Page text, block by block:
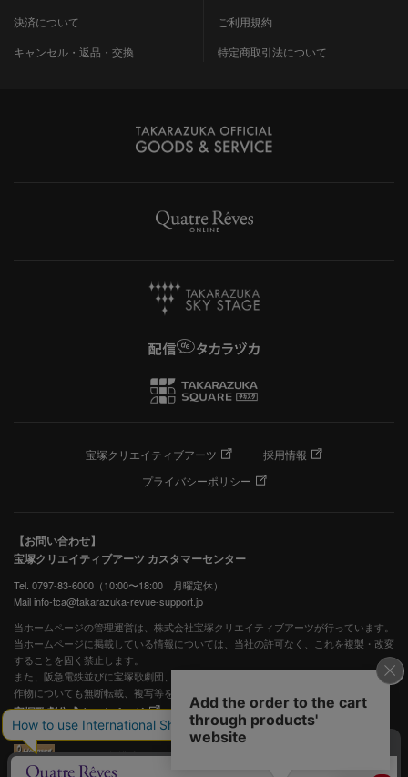
決済について
キャンセル・返品・交換
ご利用規約
特定商取引法について
宝塚クリエイティブアーツ
採用情報
プライバシーポリシー
【お問い合わせ】
宝塚クリエイティブアーツ カスタマーセンター
Tel. 0797-83-6000（10:00〜18:00 月曜定休）
Mail info-tca@takarazuka-revue-support.jp
当ホームページの管理運営は、株式会社宝塚クリエイティブアーツが行っています。
当ホームページに掲載している情報については、当社の許可なく、これを複製・改変
することを固く禁止します。
また、阪急電鉄並びに宝塚歌劇団、宝塚クリエイティブアーツの出版物ほか写真等著
作物についても無断転載、複写等を禁じます。
宝塚歌劇公式ホームページ
JASRAC許諾番号：S0507081515
JASRAC許諾番号：9009941002Y45040